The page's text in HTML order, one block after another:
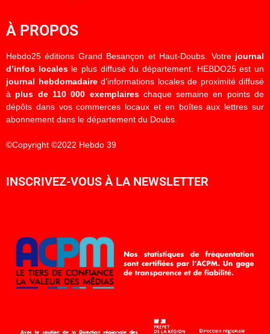
À PROPOS
Hebdo25 éditions Grand Besançon et Haut-Doubs. Votre journal
d’infos localesle plus diffusé du département. HEBDO25 est un
journal hebdomadaired’informations locales de proximité diffusé
à plus de 110 000 exemplaireschaque semaine en points de
dépôts dans vos commerces locaux et en boîtes aux lettres sur
abonnement dans le département du Doubs.
©Copyright ©2022 Hebdo 39
INSCRIVEZ-VOUS À LA NEWSLETTER